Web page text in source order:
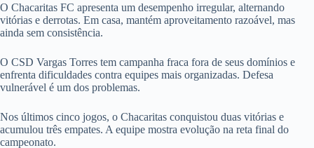
O Chacaritas FC apresenta um desempenho irregular, alternando
vitórias e derrotas. Em casa, mantém aproveitamento razoável, mas
ainda sem consistência.
O CSD Vargas Torres tem campanha fraca fora de seus domínios e
enfrenta dificuldades contra equipes mais organizadas. Defesa
vulnerável é um dos problemas.
Nos últimos cinco jogos, o Chacaritas conquistou duas vitórias e
acumulou três empates. A equipe mostra evolução na reta final do
campeonato.